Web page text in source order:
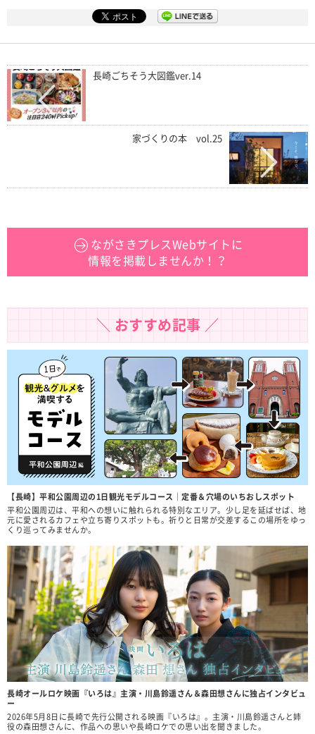
長崎ごちそう大図鑑ver.14
家づくりの本 vol.25
ながさきプレスWebサイトに
情報を掲載しませんか！？
＼ おすすめ記事 ／
【長崎】平和公園周辺の1日観光モデルコース｜定番＆穴場のいちおしスポット
平和公園周辺は、平和への想いに触れられる特別なエリア。少し足を延ばせば、地
元に愛されるカフェや立ち寄りスポットも。祈りと日常が交差するこの場所をゆっ
くり巡ってみませんか。
長崎オールロケ映画『いろは』主演・川島鈴遥さん＆森田想さんに独占インタビュ
ー
2026年5月8日に長崎で先行公開される映画『いろは』。主演・川島鈴遥さんと姉
役の森田想さんに、作品への思いや長崎ロケでの思い出を聞きました。